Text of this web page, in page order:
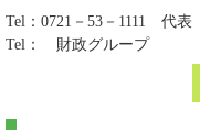
Tel：0721－53－1111
代表
Tel：
財政グループ